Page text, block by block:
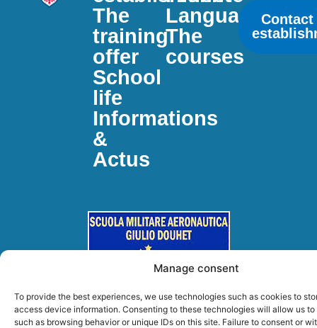
Manage consent
To provide the best experiences, we use technologies such as cookies to
access device information. Consenting to these technologies will allow us to
such as browsing behavior or unique IDs on this site. Failure to consent or
The
training
offer
School
life
Informations
&
Actus
Languages
The
courses
Contact